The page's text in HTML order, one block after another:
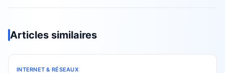
Articles similaires
INTERNET & RÉSEAUX